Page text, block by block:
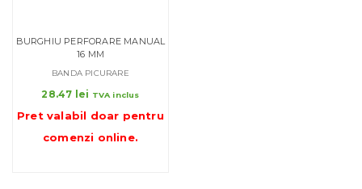
BURGHIU PERFORARE MANUAL
16 MM
BANDA PICURARE
28.47 lei TVA inclus
Pret valabil doar pentru
comenzi online.